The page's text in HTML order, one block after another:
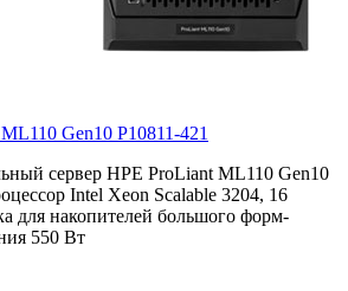
Gen10 P10811-421
сервер HPE ProLiant ML110 Gen10
Intel Xeon Scalable 3204, 16
для накопителей большого форм-
550 Вт